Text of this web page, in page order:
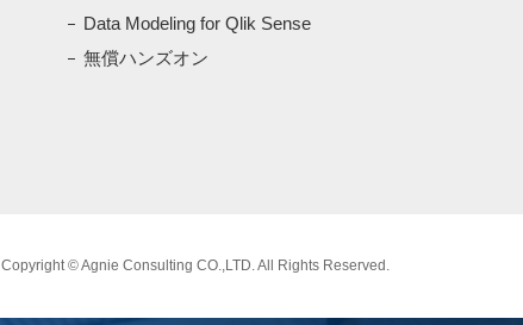
Data Modeling for Qlik Sense
無償ハンズオン
Copyright © Agnie Consulting CO.,LTD. All Rights Reserved.